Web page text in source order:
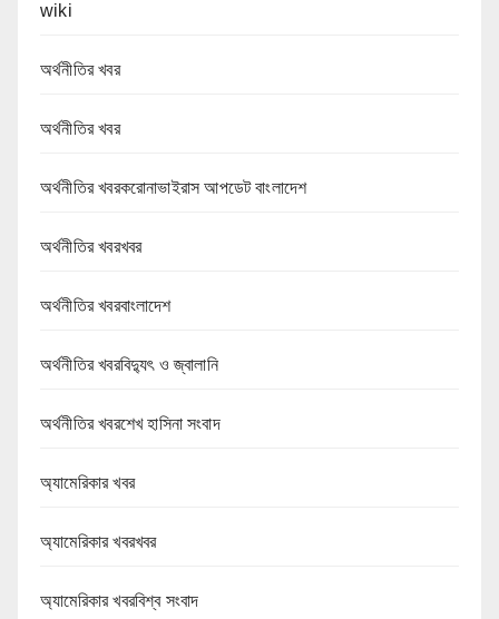
wiki
অর্থনীতির খবর
অর্থনীতির খবর
অর্থনীতির খবরকরোনাভাইরাস আপডেট বাংলাদেশ
অর্থনীতির খবরখবর
অর্থনীতির খবরবাংলাদেশ
অর্থনীতির খবরবিদ্যুৎ ও জ্বালানি
অর্থনীতির খবরশেখ হাসিনা সংবাদ
অ্যামেরিকার খবর
অ্যামেরিকার খবরখবর
অ্যামেরিকার খবরবিশ্ব সংবাদ